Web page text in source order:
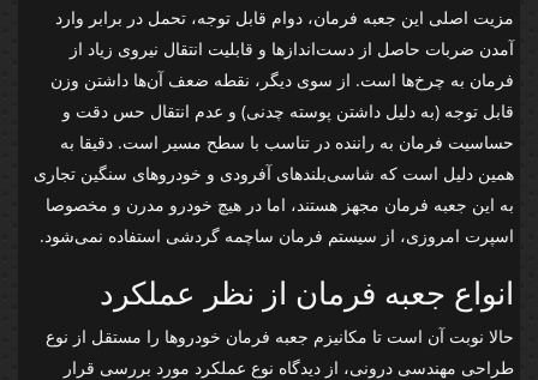
مزیت اصلی این جعبه فرمان، دوام قابل توجه، تحمل در برابر وارد
آمدن ضربات حاصل از دست‌اندازها و قابلیت انتقال نیروی زیاد از
فرمان به چرخ‌ها است. از سوی دیگر، نقطه ضعف آن‌ها داشتن وزن
قابل توجه (به دلیل داشتن پوسته چدنی) و عدم انتقال حس دقت و
حساسیت فرمان به راننده در تناسب با سطح مسیر است. دقیقا به
همین دلیل است که شاسی‌بلندهای آفرودی و خودروهای سنگین تجاری
به این جعبه فرمان مجهز هستند، اما در هیچ خودرو مدرن و مخصوصا
اسپرت امروزی، از سیستم فرمان ساچمه گردشی استفاده نمی‌شود.
انواع جعبه فرمان از نظر عملکرد
حالا نوبت آن است تا مکانیزم جعبه فرمان خودروها را مستقل از نوع
طراحی مهندسی درونی، از دیدگاه نوع عملکرد مورد بررسی قرار